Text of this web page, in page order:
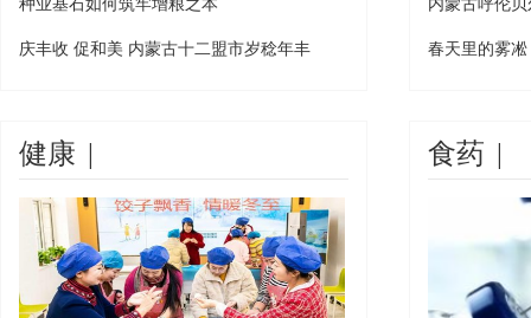
种业基石如何筑牢增粮之本
庆丰收 促和美 内蒙古十二盟市岁稔年丰
内蒙古呼伦
障
春天里的雾
健康 | 食药 |